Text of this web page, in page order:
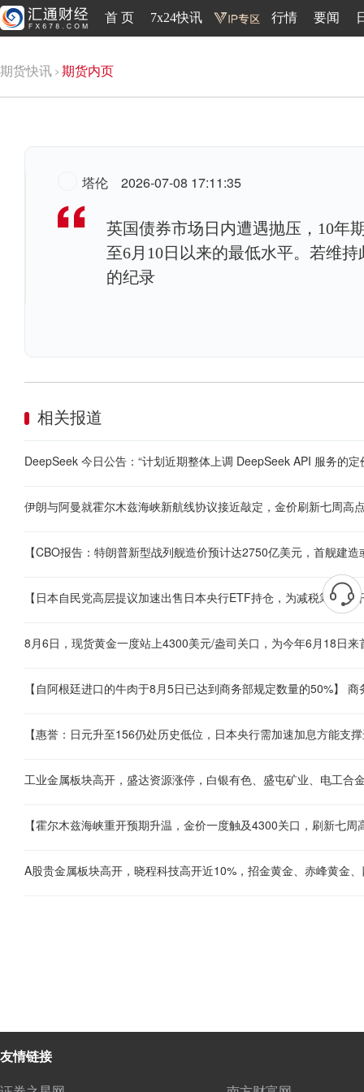
首 页 7x24快讯 行情 要闻
期货快讯 期货内页
塔伦 2026-07-08 17:11:35
英国债券市场日内遭遇抛压，10年
至6月10日以来的最低水平。若维
的纪录
相关报道
伊朗与阿曼就霍尔木兹海峡新航线协议接近敲定，金价刷新七周高
工业金属板块高开，盛达资源涨停，白银有色、盛屯矿业、电工合
A股贵金属板块高开，晓程科技高开近10%，招金黄金、赤峰黄金
友情链接